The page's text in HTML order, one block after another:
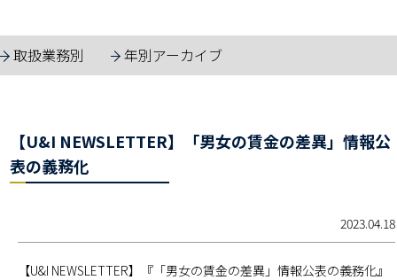
取扱業務別 年別アーカイブ
【U&I NEWSLETTER】「男女の賃金の差異」情報公
表の義務化
2023.04.18
【U&I NEWSLETTER】『「男女の賃金の差異」情報公表の義務化』